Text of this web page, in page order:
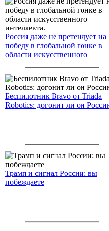
Россия даже не претендует на
победу в глобальной гонке в
области искусственного
Беспилотник Bravo от Triada
Robotics: догонит ли он
Трамп и сигнал России: вы
побеждаете